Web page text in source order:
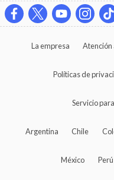
La empresa Atención
Políticas de
Servicio
Argentina Chile
México Perú